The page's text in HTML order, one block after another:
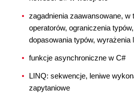
zagadnienia zaawansowane, w
operatorów, ograniczenia
dopasowania typów, wyrażenia
funkcje asynchroniczne w C#
LINQ: sekwencje, leniwe
zapytaniowe